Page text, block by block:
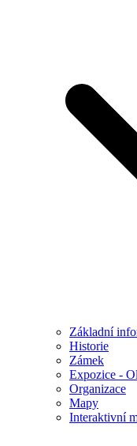
Základní
Historie
Zámek
Expozice -
Organizace
Mapy
Interaktivní